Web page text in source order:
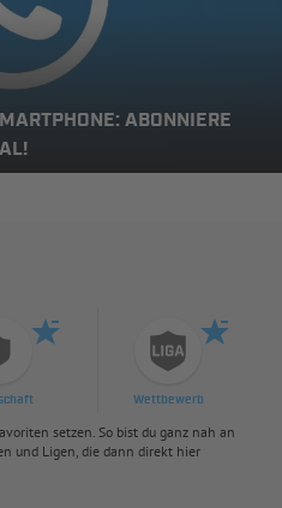
ABONNIERE
Wettbewerb
setzen. So bist du ganz nah an
und Ligen, die dann direkt hier